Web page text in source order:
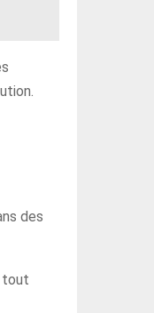
des
tout